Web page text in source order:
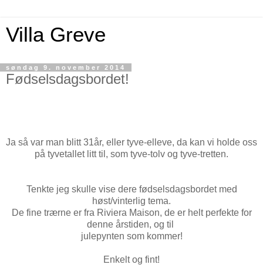
Villa Greve
søndag 9. november 2014
Fødselsdagsbordet!
Ja så var man blitt 31år, eller tyve-elleve, da kan vi holde oss
på tyvetallet litt til, som tyve-tolv og tyve-tretten.
Tenkte jeg skulle vise dere fødselsdagsbordet med
høst/vinterlig tema.
De fine trærne er fra Riviera Maison, de er helt perfekte for
denne årstiden, og til
julepynten som kommer!
Enkelt og fint!